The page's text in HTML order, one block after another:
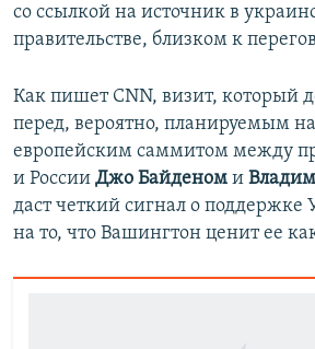
со ссылкой на источник в
правительстве, близком к
Как пишет CNN, визит, который
перед, вероятно, планируемым
европейским саммитом между
и России Джо Байденом и
даст четкий сигнал о
на то, что Вашингтон ценит ее